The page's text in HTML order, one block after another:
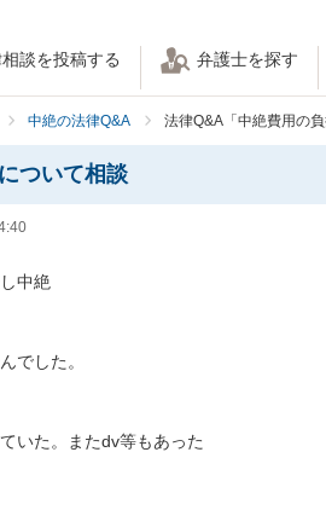
談を投稿する 弁護士を探す
中絶の法律Q&A 法律Q&A「中絶費用の
ついて相談
中絶
でした。
いた。またdv等もあった